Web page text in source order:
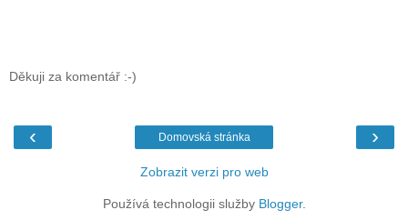
Děkuji za komentář :-)
‹ ›
Domovská stránka
Zobrazit verzi pro web
Používá technologii služby Blogger.